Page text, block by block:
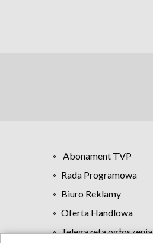
Abonament TVP
Rada Programowa
Biuro Reklamy
Oferta Handlowa
Telegazeta ogłoszenia